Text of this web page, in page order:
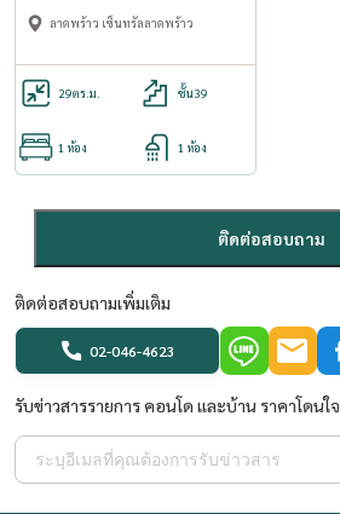
Ladprao (Rt-01)
ลาดพร้าว เซ็นทรัลลาดพร้าว
29ตร.ม. ชั้น39
1 ห้อง 1 ห้อง
ติดต่อสอบถาม
ติดต่อสอบถามเพิ่มเติม
02-046-4623
รับข่าวสารรายการ คอนโด และบ้าน ราคาโดนใจ